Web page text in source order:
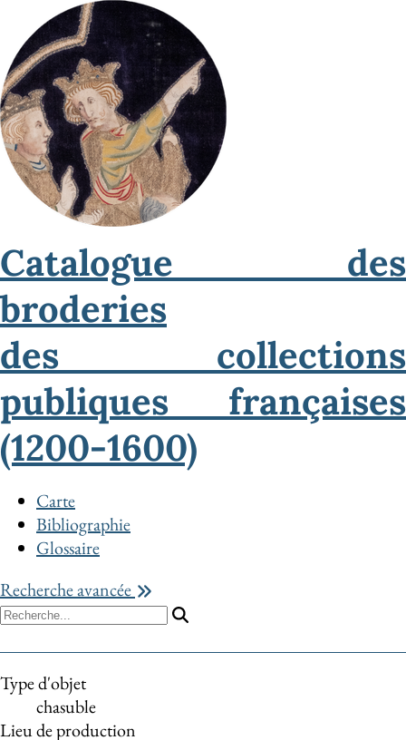
Catalogue des
broderies
des collections
publiques françaises
(1200-1600)
Carte
Bibliographie
Glossaire
Recherche avancée
Type d'objet
chasuble
Lieu de production